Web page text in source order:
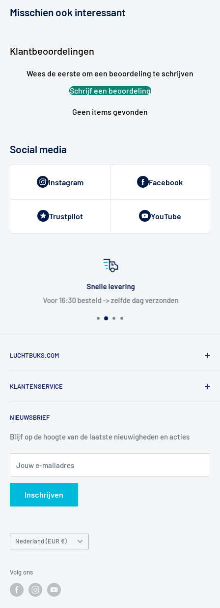
Misschien ook interessant
Klantbeoordelingen
Wees de eerste om een beoordeling te schrijven
Schrijf een beoordeling
Geen items gevonden
Social media
Instagram Facebook
Trustpilot YouTube
Snelle levering
Voor 16:30 besteld -> zelfde dag verzonden
LUCHTBUKS.COM
Utrechtlaan 9
Tel:+31 6 345 30 448
Mail:info@luchtbuks.com
KLANTENSERVICE
Informatie
Privacybeleid
Verzendbeleid
Search
NIEUWSBRIEF
Blijf op de hoogte van de laatste nieuwigheden en acties
Jouw e-mailadres
Inschrijven
Land/regio
Nederland (EUR €)
Volg ons